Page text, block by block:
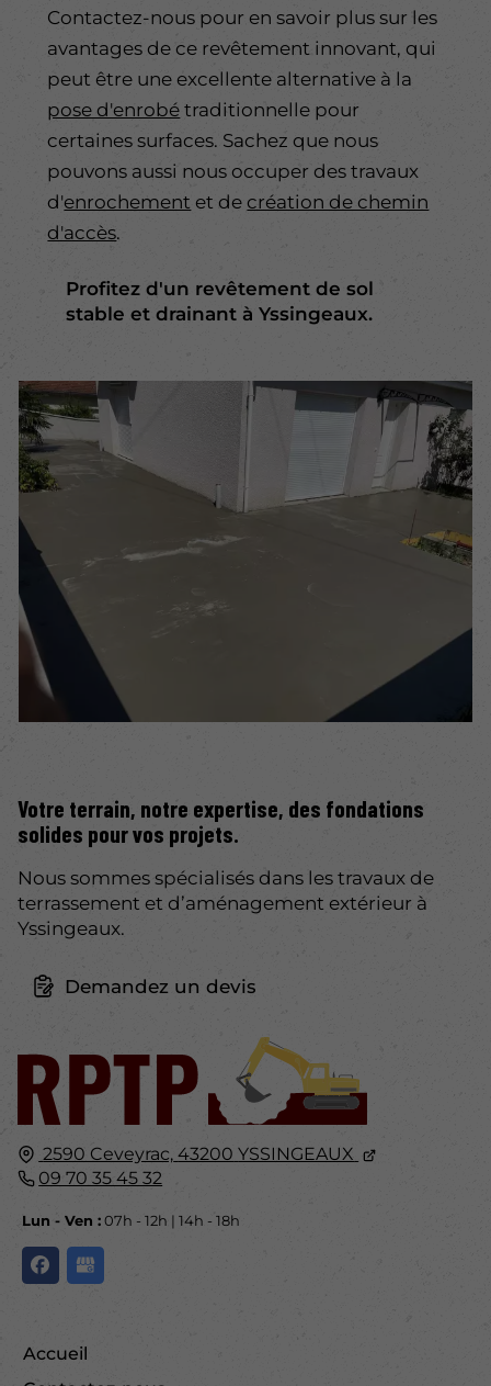
Contactez-nous pour en savoir plus sur les
avantages de ce revêtement innovant, qui
peut être une excellente alternative à la
pose d'enrobé traditionnelle pour
certaines surfaces. Sachez que nous
pouvons aussi nous occuper des travaux
d'enrochement et de création de chemin
d'accès.
Profitez d'un revêtement de sol
stable et drainant à Yssingeaux.
2590 Ceveyrac, 43200 YSSINGEAUX
09 70 35 45 32
Lun - Ven :07h - 12h | 14h - 18h
Accueil
Votre terrain, notre expertise, des fondations
solides pour vos projets.
Nous sommes spécialisés dans les travaux de
terrassement et d’aménagement extérieur à
Yssingeaux.
Demandez un devis